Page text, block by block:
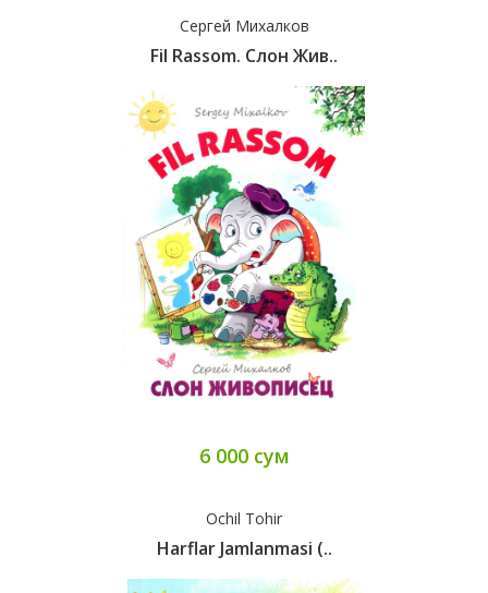
Сергей Михалков
Fil Rassom. Слон Жив..
6 000 сум
Ochil Tohir
Harflar Jamlanmasi (..